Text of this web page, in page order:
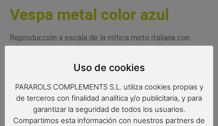
Vespa metal color azul
Reproducción a escala de la mítica moto italiana con
Medidas: 16 x 5 x 10cm.
9,95€
Out of stock
Uso de cookies
PARAROLS COMPLEMENTS S.L. utiliza cookies propias y
de terceros con finalidad analítica y/o publicitaria, y para
garantizar la seguridad de todos los usuarios.
Compartimos esta información con nuestros partners de